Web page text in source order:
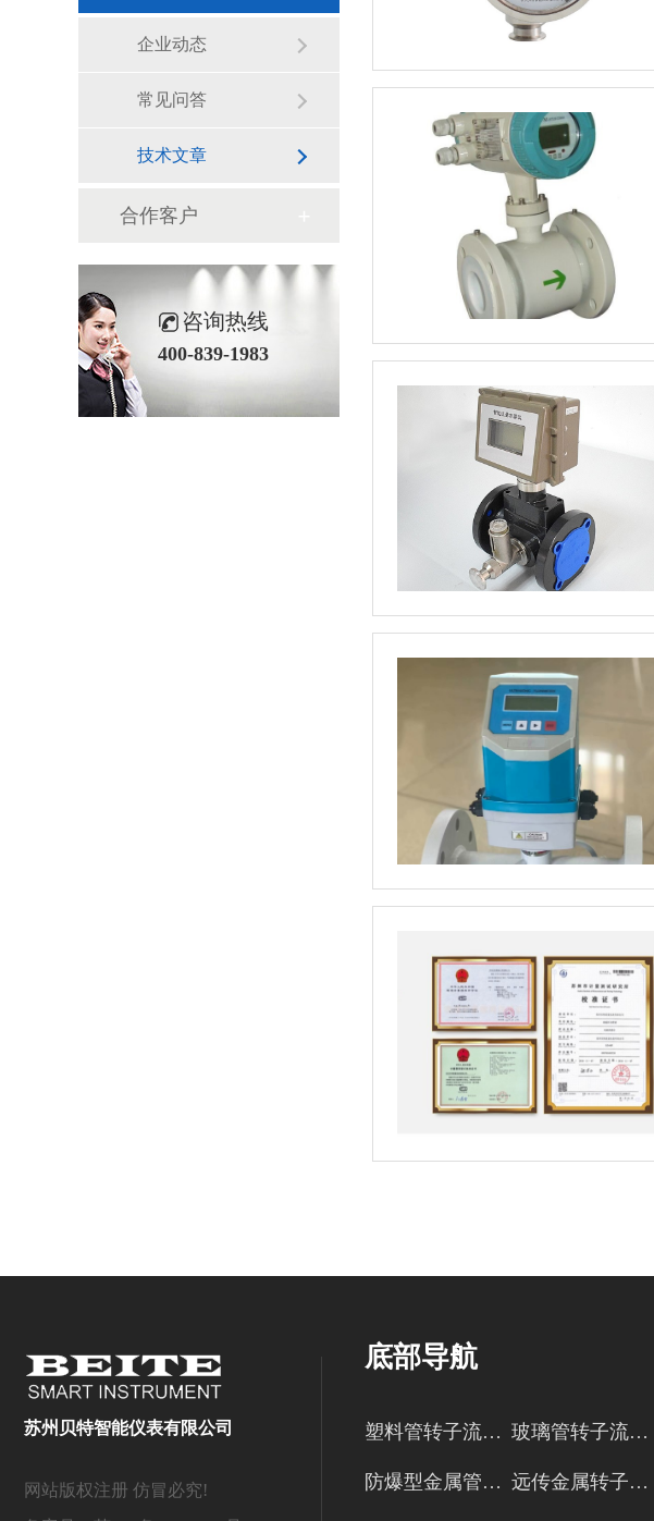
企业动态
常见问答
技术文章
合作客户
咨询热线
400-839-1983
苏州贝特智能仪表有限公司
网站版权注册 仿冒必究!
底部导航
塑料管转子流量计 玻璃管转子流量计
防爆型金属管转子流量计 远传金属转子流量计